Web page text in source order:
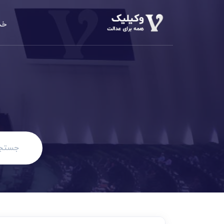
دعاوی
الزام به
مهریه،
مطالبه
دعاوی